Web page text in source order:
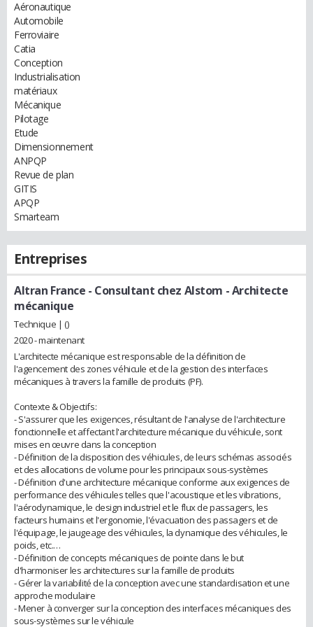
Aéronautique
Automobile
Ferroviaire
Catia
Conception
Industrialisation
matériaux
Mécanique
Pilotage
Etude
Dimensionnement
ANPQP
Revue de plan
GITIS
APQP
Smarteam
Entreprises
Altran France - Consultant chez Alstom - Architecte
mécanique
Technique | ()
2020 - maintenant
L'architecte mécanique est responsable de la définition de
l'agencement des zones véhicule et de la gestion des interfaces
mécaniques à travers la famille de produits (PF).
Contexte & Objectifs:
- S'assurer que les exigences, résultant de l'analyse de l'architecture
fonctionnelle et affectant l'architecture mécanique du véhicule, sont
mises en œuvre dans la conception
- Définition de la disposition des véhicules, de leurs schémas associés
et des allocations de volume pour les principaux sous-systèmes
- Définition d'une architecture mécanique conforme aux exigences de
performance des véhicules telles que l'acoustique et les vibrations,
l'aérodynamique, le design industriel et le flux de passagers, les
facteurs humains et l'ergonomie, l'évacuation des passagers et de
l'équipage, le jaugeage des véhicules, la dynamique des véhicules, le
poids, etc.…
- Définition de concepts mécaniques de pointe dans le but
d'harmoniser les architectures sur la famille de produits
- Gérer la variabilité de la conception avec une standardisation et une
approche modulaire
- Mener à converger sur la conception des interfaces mécaniques des
sous-systèmes sur le véhicule